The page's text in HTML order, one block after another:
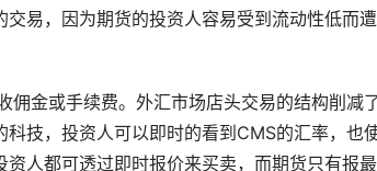
易，因为期货的投资人容易受到流动性低而
金或手续费。外汇市场店头交易的结构削减
技，投资人可以即时的看到CMS的汇率，也
人都可透过即时报价来买卖，而期货只有报